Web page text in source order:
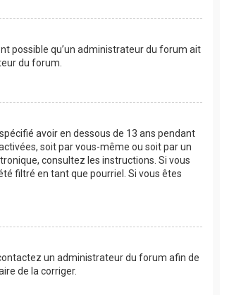
possible qu’un administrateur du forum ait
du forum.
avoir en dessous de 13 ans pendant
soit par vous-même ou soit par un
consultez les instructions. Si vous
filtré en tant que pourriel. Si vous êtes
un administrateur du forum afin de
de la corriger.